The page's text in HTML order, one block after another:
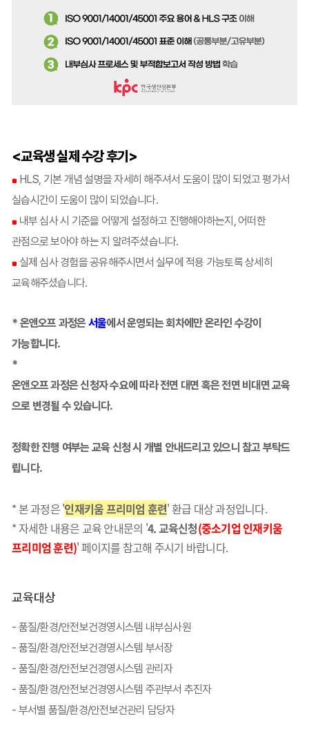
<교육생 실제 수강 후기>
■ HLS, 기본 개념 설명을 자세히 해주셔서 도움이 많이 되었고 평가서
실습시간이 도움이 많이 되었습니다.
■ 내부 심사 시 기준을 어떻게 설정하고 진행해야하는지, 어떠한
관점으로 보아야 하는 지 알려주셨습니다.
■ 실제 심사 경험을 공유해주시면서 실무에 적용 가능토록 상세히
교육해주셨습니다.
* 온앤오프 과정은 서울에서 운영되는 회차에만 온라인 수강이
가능합니다.
*
온앤오프 과정은 신청자 수요에 따라 전면 대면 혹은 전면 비대면 교육
으로 변경될 수 있습니다.
정확한 진행 여부는 교육 신청 시 개별 안내드리고 있으니 참고 부탁드
립니다.
* 본 과정은 '인재키움 프리미엄 훈련' 환급 대상 과정입니다.
* 자세한 내용은 교육 안내문의 '4. 교육신청(중소기업 인재키움
프리미엄 훈련)' 페이지를 참고해 주시기 바랍니다.
교육대상
- 품질/환경/안전보건경영시스템 내부심사원
- 품질/환경/안전보건경영시스템 부서장
- 품질/환경/안전보건경영시스템 관리자
- 품질/환경/안전보건경영시스템 주관부서 추진자
- 부서별 품질/환경/안전보건관리 담당자